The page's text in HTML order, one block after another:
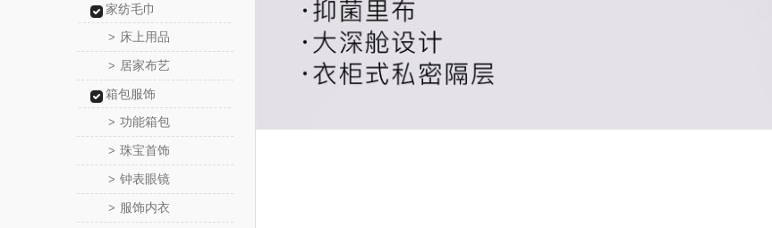
家纺毛巾
> 床上用品
> 居家布艺
箱包服饰
> 功能箱包
> 珠宝首饰
> 钟表眼镜
> 服饰内衣